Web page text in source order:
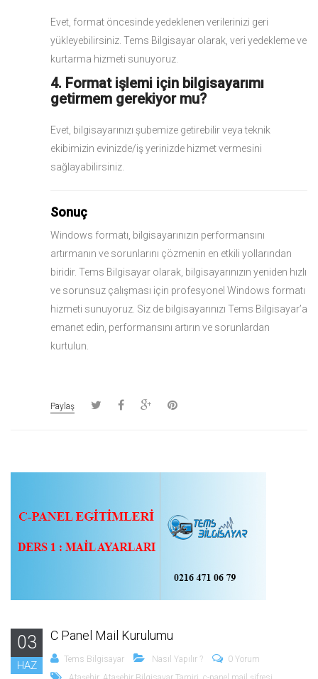
Evet, format öncesinde yedeklenen verilerinizi geri
yükleyebilirsiniz. Tems Bilgisayar olarak, veri yedekleme ve
kurtarma hizmeti sunuyoruz.
4. Format işlemi için bilgisayarımı
getirmem gerekiyor mu?
Evet, bilgisayarınızı şubemize getirebilir veya teknik
ekibimizin evinizde/iş yerinizde hizmet vermesini
sağlayabilirsiniz.
Sonuç
Windows formatı, bilgisayarınızın performansını
artırmanın ve sorunlarını çözmenin en etkili yollarından
biridir. Tems Bilgisayar olarak, bilgisayarınızın yeniden hızlı
ve sorunsuz çalışması için profesyonel Windows formatı
hizmeti sunuyoruz. Siz de bilgisayarınızı Tems Bilgisayar’a
emanet edin, performansını artırın ve sorunlardan
kurtulun.
Paylaş
03
HAZ
C Panel Mail Kurulumu
Tems Bilgisayar Nasıl Yapılır ?
0 Yorum